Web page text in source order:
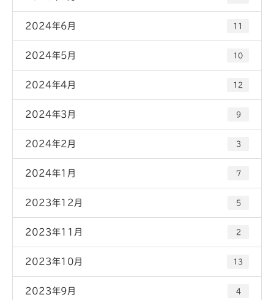
2024年6月 11
2024年5月 10
2024年4月 12
2024年3月 9
2024年2月 3
2024年1月 7
2023年12月 5
2023年11月 2
2023年10月 13
2023年9月 4